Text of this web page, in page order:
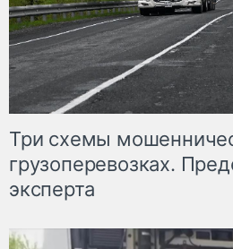
Три схемы
грузоперевозках.
эксперта